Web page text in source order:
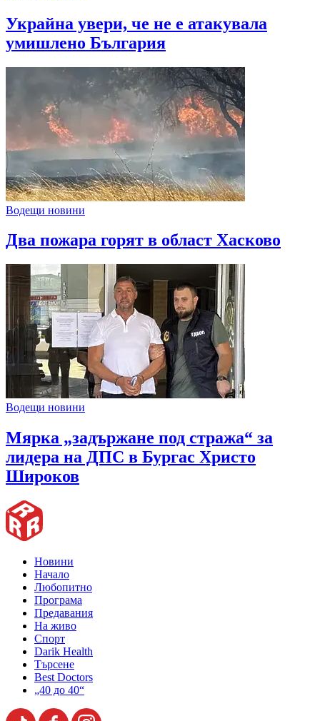
Украйна увери, че не е атакувала
умишлено България
Водещи новини
Два пожара горят в област Хасково
Водещи новини
Мярка „задържане под стража“ за
лидера на ДПС в Бургас Христо
Широков
Новини
Начало
Любопитно
Програма
Предавания
На живо
Спорт
Darik Health
Търсене
Best Doctors
„40 до 40“